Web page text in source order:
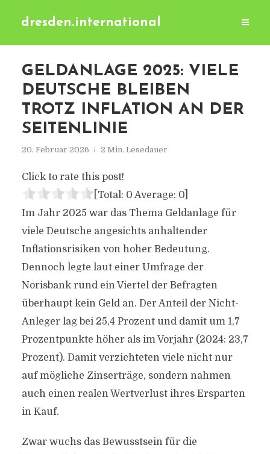
dresden.international
GELDANLAGE 2025: VIELE
DEUTSCHE BLEIBEN
TROTZ INFLATION AN DER
SEITENLINIE
20. Februar 2026 2 Min. Lesedauer
Click to rate this post!
[Total: 0 Average: 0]
Im Jahr 2025 war das Thema Geldanlage für
viele Deutsche angesichts anhaltender
Inflationsrisiken von hoher Bedeutung.
Dennoch legte laut einer Umfrage der
Norisbank rund ein Viertel der Befragten
überhaupt kein Geld an. Der Anteil der Nicht-
Anleger lag bei 25,4 Prozent und damit um 1,7
Prozentpunkte höher als im Vorjahr (2024: 23,7
Prozent). Damit verzichteten viele nicht nur
auf mögliche Zinserträge, sondern nahmen
auch einen realen Wertverlust ihres Ersparten
in Kauf.
Zwar wuchs das Bewusstsein für die